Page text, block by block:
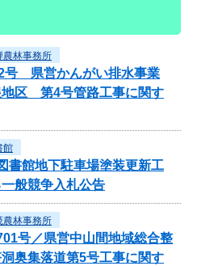
農林事務所
号 県営かんがい排水事業
区 第4号管路工事に関す
館
書館地下駐車場塗装更新工
般競争入札公告
農林事務所
号／県営中山間地域総合整
奥集落道第5号工事に関す